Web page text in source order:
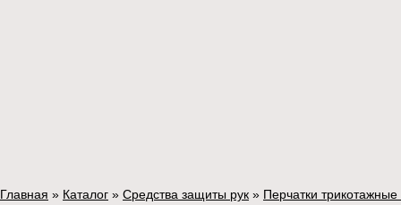
Главная » Каталог » Средства защиты рук » Перчатки